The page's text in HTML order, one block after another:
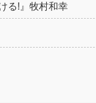
る!』牧村和幸